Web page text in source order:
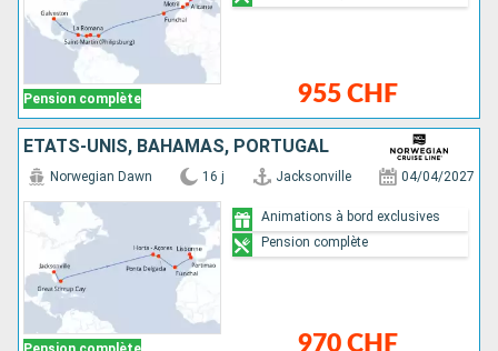
Pension complète 955 CHF
ÉTATS-UNIS, BAHAMAS, PORTUGAL
Norwegian Dawn 16 j Jacksonville 04/04/2027
970 CHF
Animations à bord exclusives
Pension complète